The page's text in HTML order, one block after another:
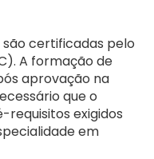
são certificadas pelo
A formação de
aprovação na
que o
exigidos
em